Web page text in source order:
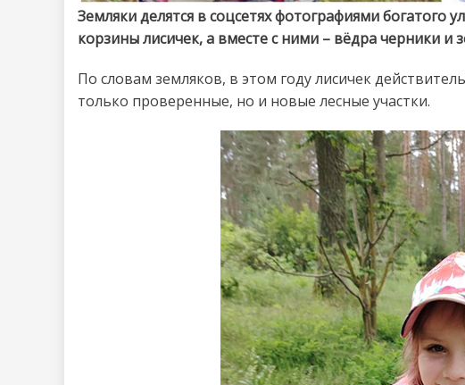
Земляки делятся в соцсетях фотографиями богатого
корзины лисичек, а вместе с ними – вёдра черники и
По словам земляков, в этом году лисичек
только проверенные, но и новые лесные участки.